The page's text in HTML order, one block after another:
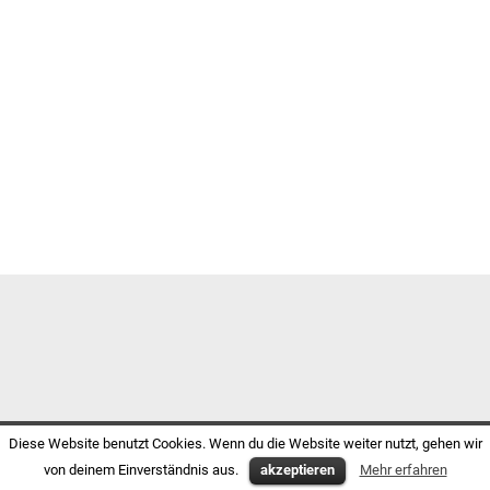
Diese Website benutzt Cookies. Wenn du die Website weiter nutzt, gehen wir
von deinem Einverständnis aus.
akzeptieren Mehr erfahren